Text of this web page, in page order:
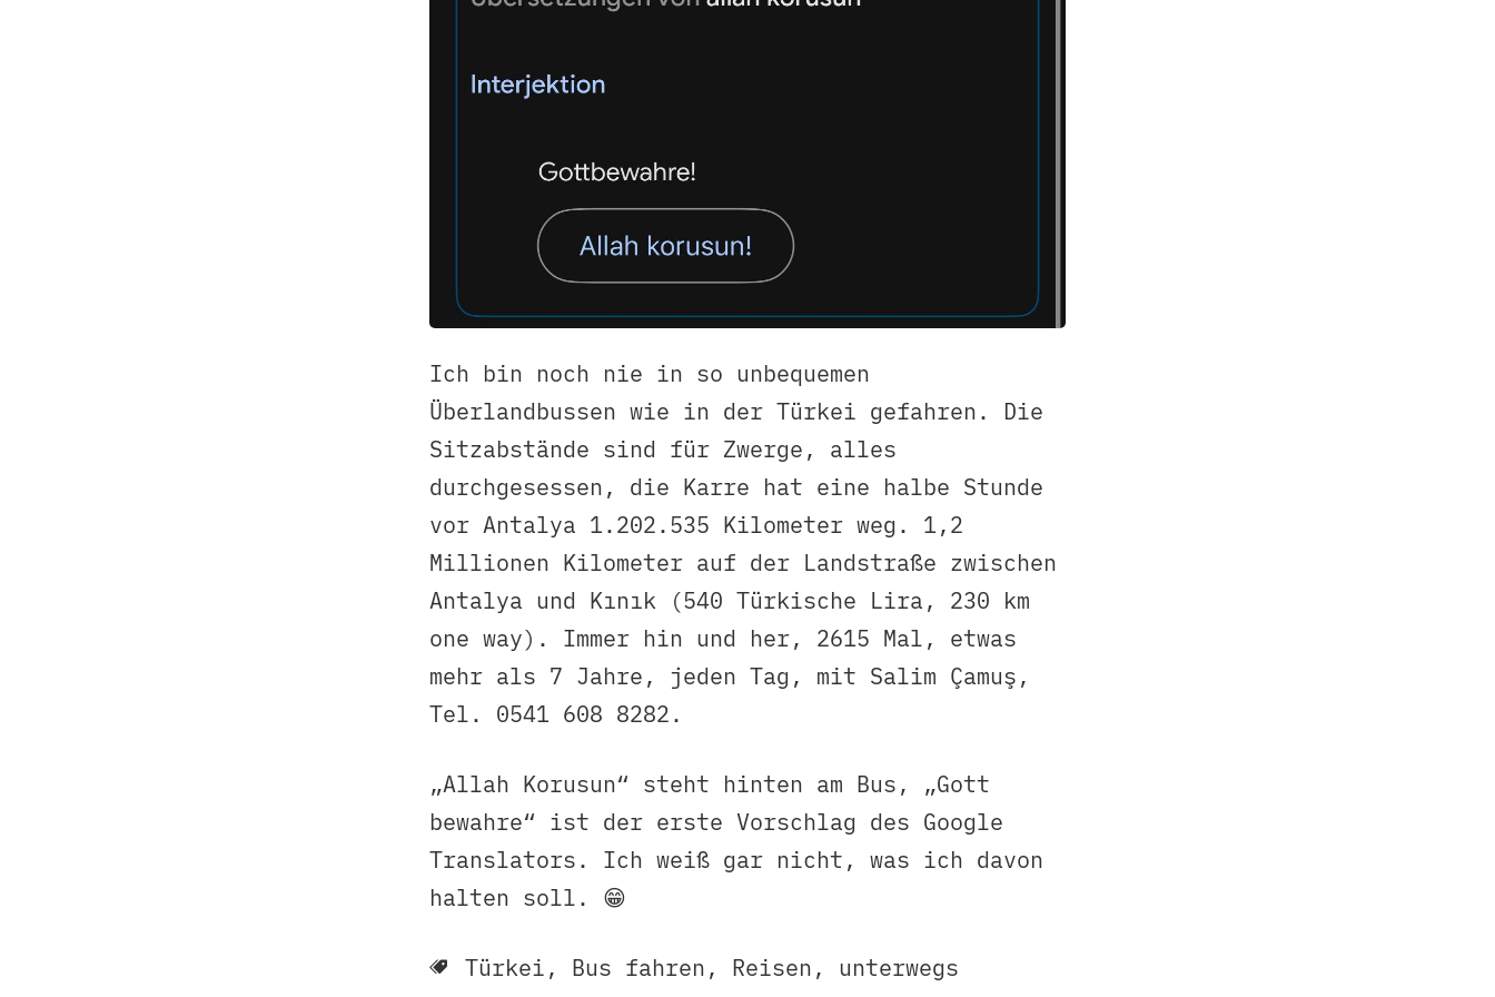
Ich bin noch nie in so unbequemen
Überlandbussen wie in der Türkei gefahren. Die
Sitzabstände sind für Zwerge, alles
durchgesessen, die Karre hat eine halbe Stunde
vor Antalya 1.202.535 Kilometer weg. 1,2
Millionen Kilometer auf der Landstraße zwischen
Antalya und Kınık (540 Türkische Lira, 230 km
one way). Immer hin und her, 2615 Mal, etwas
mehr als 7 Jahre, jeden Tag, mit Salim Çamuş,
Tel. 0541 608 8282.
„Allah Korusun“ steht hinten am Bus, „Gott
bewahre“ ist der erste Vorschlag des Google
Translators. Ich weiß gar nicht, was ich davon
halten soll. 😁
Türkei, Bus fahren, Reisen, unterwegs